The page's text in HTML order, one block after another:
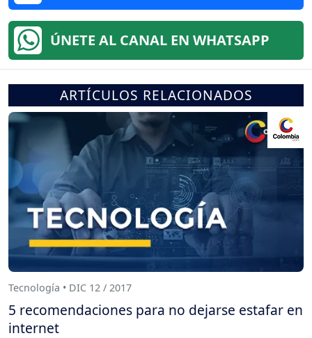
ÚNETE AL CANAL EN WHATSAPP
ARTÍCULOS RELACIONADOS
Tecnología • DIC 12 / 2017
5 recomendaciones para no dejarse estafar en
internet